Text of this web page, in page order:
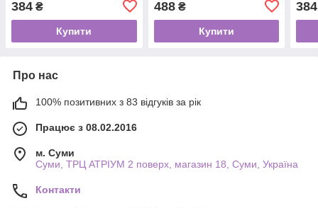
384 ₴
Купити
основі комплексу
органічних кислот 60 шт
488₴
Купити
384
Про нас
100% позитивних з 83 відгуків за рік
Працює з 08.02.2016
м. Суми
Суми, ТРЦ АТРІУМ 2 поверх, магазин 18, Суми, Україна
Контакти